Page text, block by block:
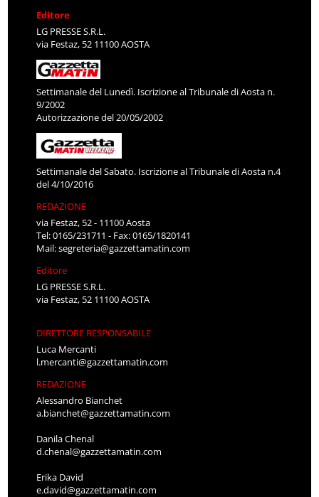
Editore
LG PRESSE S.R.L.
via Festaz, 52 11100 AOSTA
Settimanale del Lunedì. Iscrizione al Tribunale di Aosta n.
9/2002
Autorizzazione del 20/05/2002
Settimanale del Sabato. Iscrizione al Tribunale di Aosta n.4
del 4/10/2016
REDAZIONE
via Festaz, 52 - 11100 Aosta
Tel: 0165/231711 - Fax: 0165/1820141
Mail:segreteria@gazzettamatin.com
Editore
LG PRESSE S.R.L.
via Festaz, 52 11100 AOSTA
DIRETTORE RESPONSABILE
Luca Mercanti
l.mercanti@gazzettamatin.com
REDAZIONE
Alessandro Bianchet
a.bianchet@gazzettamatin.com
Danila Chenal
d.chenal@gazzettamatin.com
Erika David
e.david@gazzettamatin.com